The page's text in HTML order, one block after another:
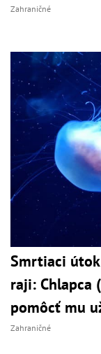
Zahraničné
Smrtiaci
raji: Chlapca
pomôcť mu
Zahraničné